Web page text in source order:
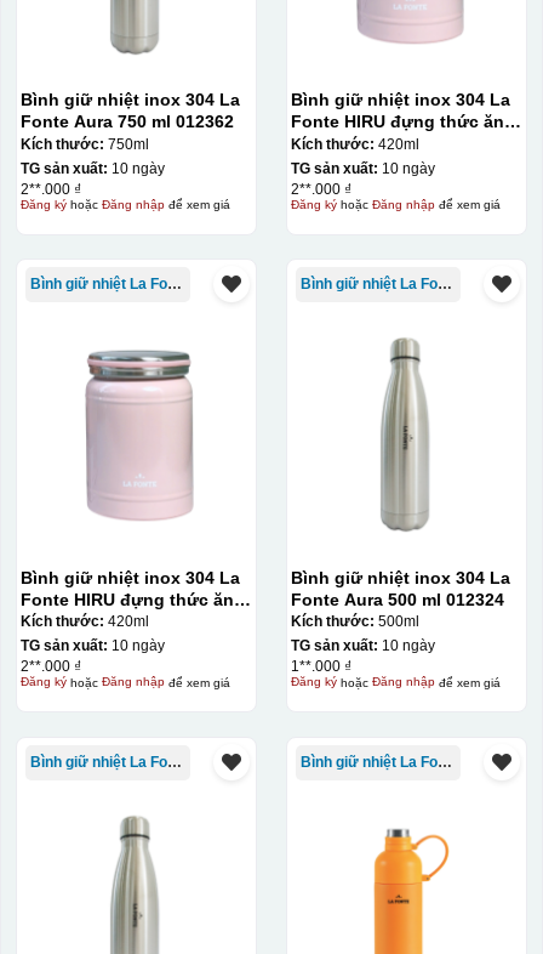
Hộp xi ly sứ
Bình giữ nhiệt inox 304 La
Fonte Aura 750 ml 012362
Kích thước: 750ml
TG sản xuất: 10 ngày
2**.000 ₫
Đăng kýhoặc Đăng nhậpđể xem giá
Bình giữ nhiệt inox 304 La
Fonte HIRU đựng thức ăn
420 ml – 012348
Kích thước: 420ml
TG sản xuất: 10 ngày
2**.000 ₫
Đăng kýhoặc Đăng nhậpđể xem giá
Bình giữ nhiệt La Fonte
Bình giữ nhiệt inox 304 La
Fonte HIRU đựng thức ăn
420 ml – 012348
Kích thước: 420ml
TG sản xuất: 10 ngày
2**.000 ₫
Đăng kýhoặc Đăng nhậpđể xem giá
Bình giữ nhiệt La Fonte
Bình giữ nhiệt inox 304 La
Fonte Aura 500 ml 012324
Kích thước: 500ml
TG sản xuất: 10 ngày
1**.000 ₫
Đăng kýhoặc Đăng nhậpđể xem giá
Bình giữ nhiệt La Fonte Bình giữ nhiệt La Fonte